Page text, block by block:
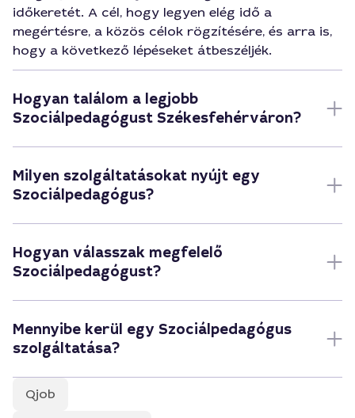
időkeretét. A cél, hogy legyen elég idő a
megértésre, a közös célok rögzítésére, és arra is,
hogy a következő lépéseket átbeszéljék.
Hogyan találom a legjobb
Szociálpedagógust Székesfehérváron?
Milyen szolgáltatásokat nyújt egy
Szociálpedagógus?
Hogyan válasszak megfelelő
Szociálpedagógust?
Mennyibe kerül egy Szociálpedagógus
szolgáltatása?
Qjob